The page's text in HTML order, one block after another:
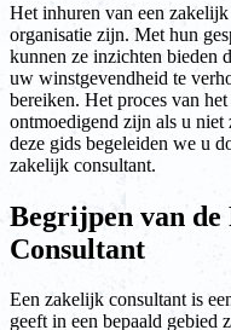
Het inhuren van een
organisatie zijn. Met hun
kunnen ze inzichten bieden
uw winstgevendheid te
bereiken. Het proces van
ontmoedigend zijn als u niet
deze gids begeleiden we u
zakelijk consultant.
Begrijpen van
Consultant
Een zakelijk consultant is
geeft in een bepaald gebied